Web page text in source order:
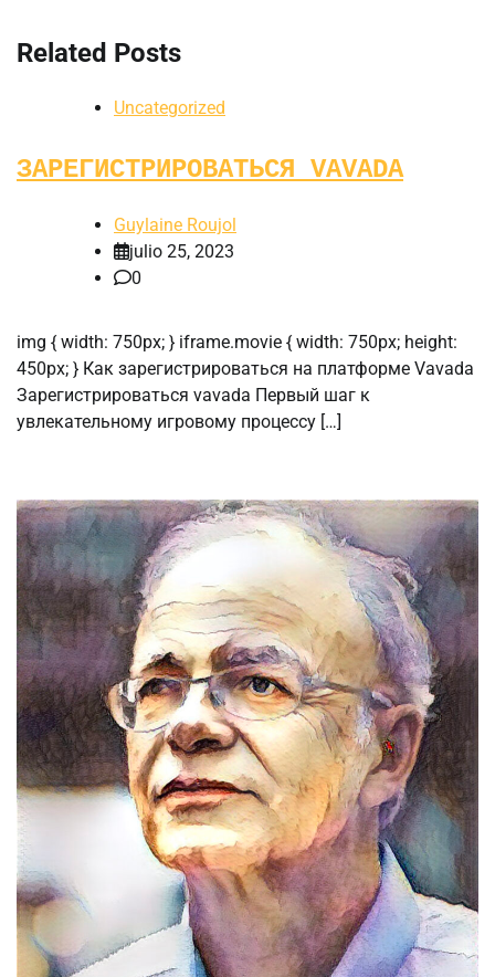
Related Posts
Uncategorized
ЗАРЕГИСТРИРОВАТЬСЯ VAVADA
Guylaine Roujol
julio 25, 2023
0
img { width: 750px; } iframe.movie { width: 750px; height:
450px; } Как зарегистрироваться на платформе Vavada
Зарегистрироваться vavada Первый шаг к
увлекательному игровому процессу […]